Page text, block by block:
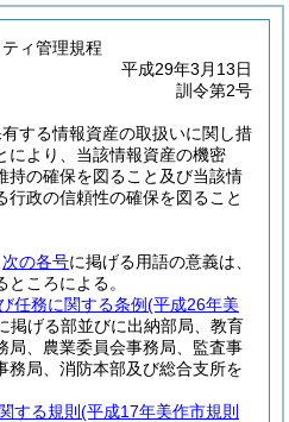
ィ管理規程
平成29年3月13日
訓令第2号
する情報資産の取扱いに関し措
により、当該情報資産の機密
持の確保を図ること及び当該情
行政の信頼性の確保を図ること
次の各号に掲げる用語の意義は、
ところによる。
任務に関する条例(平成26年美
掲げる部並びに出納部局、教育
局、農業委員会事務局、監査事
務局、消防本部及び総合支所を
する規則 (平成17年美作市規則